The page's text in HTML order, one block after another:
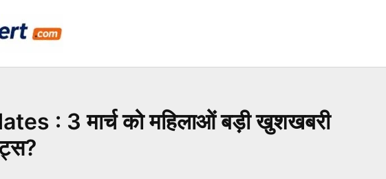
: 3 मार्च को महिलाओं बड़ी खुशखबरी